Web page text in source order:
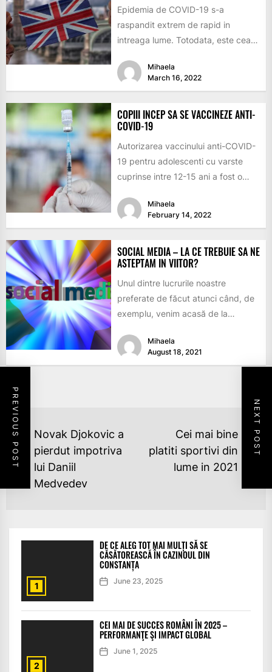
PREVIOUS POST NEXT POST
Epidemia de COVID-19 s-a
raspandit extrem de rapid in
intreaga lume. Totodata, este cea
Mihaela
March 16, 2022
COPIII INCEP SA SE VACCINEZE ANTI-
COVID-19
Autorizarea vaccinului anti-COVID-
19 pentru adolescenti cu varste
cuprinse intre 12-15 ani a fost o
parinti...Mihaela
February 14, 2022
SOCIAL MEDIA – LA CE TREBUIE SA NE
ASTEPTAM IN VIITOR?
Unul dintre lucrurile noastre
preferate de făcut atunci când, de
exemplu, venim acasă de la
Mihaela
August 18, 2021
POST
NAVIGATION
Previous
post:
Novak Djokovic a
pierdut impotriva
lui Daniil
Medvedev
Cei mai bine
platiti sportivi din
lume in 2021
1
DE CE ALEG TOT MAI MULȚI SĂ SE
CĂSĂTOREASCĂ ÎN CAZINOUL DIN
CONSTANȚA
June 23, 2025
2
CEI MAI DE SUCCES ROMÂNI ÎN 2025 –
PERFORMANŢE ŞI IMPACT GLOBAL
June 1, 2025